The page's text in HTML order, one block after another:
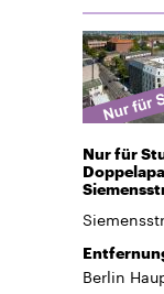
Nur für
Berlin